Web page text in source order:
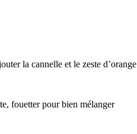
la cannelle et le zeste
fouetter pour bien mélanger